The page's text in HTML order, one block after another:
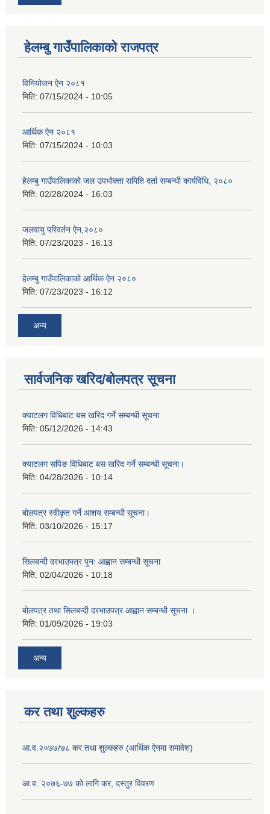
हेलम्बु गाउँपालिकाको राजपत्र
विनियोजन ऐन २०८१
मिति: 07/15/2024 - 10:05
आर्थिक ऐन २०८१
मिति: 07/15/2024 - 10:03
हेलम्बु गाउँपालिकाको जल उपभोक्ता समिति दर्ता सम्बन्धी कार्यविधि, २०८०
मिति: 02/28/2024 - 16:03
जलवायु परिवर्तन ऐन,२०८०
मिति: 07/23/2023 - 16:13
हेलम्बु गाउँपालिकाको आर्थिक ऐन २०८०
मिति: 07/23/2023 - 16:12
अन्य
सार्वजनिक खरिद/बोलपत्र सूचना
क्याटलग विधिबाट बस खरिद गर्ने सम्बन्धी सूचना
मिति: 05/12/2026 - 14:43
क्याटलग सपिङ विधिबाट बस खरिद गर्ने सम्बन्धी सूचना।
मिति: 04/28/2026 - 10:14
बोलपत्र स्वीकृत गर्ने आशय सम्बन्धी सूचना।
मिति: 03/10/2026 - 15:17
सिलबन्दी दरभाउपत्र पुनः आह्वान सम्बन्धी सूचना
मिति: 02/04/2026 - 10:18
बोलपत्र तथा सिलबन्दी दरभाउपत्र आह्वान सम्बन्धी सूचना ।
मिति: 01/09/2026 - 19:03
अन्य
कर तथा शुल्कहरु
आ.व.२०७७/७८ कर तथा शुल्कहरु (आर्थिक ऐनमा समावेश)
आ.व. २०७६-७७ को लागि कर, दस्तुर विवरण